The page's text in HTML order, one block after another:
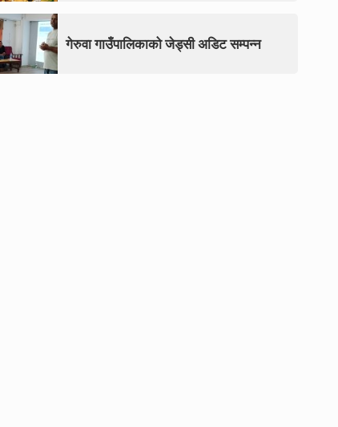
गेरुवा गाउँपालिकाको जेड्सी अडिट सम्पन्न